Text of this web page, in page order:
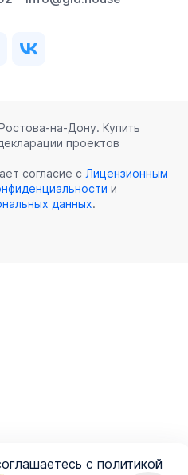
Купить
проектов
согласие с Лицензионным
и
данных.
с политикой